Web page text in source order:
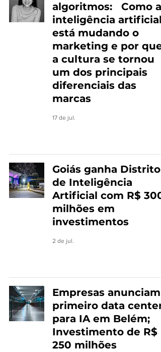
algoritmos: Como a
inteligência artificial
está mudando o
marketing e por que
a cultura se tornou
um dos principais
diferenciais das
marcas
17 de jul.
Goiás ganha Distrito
de Inteligência
Artificial com R$ 300
milhões em
investimentos
2 de jul.
Empresas anunciam
primeiro data center
para IA em Belém;
Investimento de R$
250 milhões